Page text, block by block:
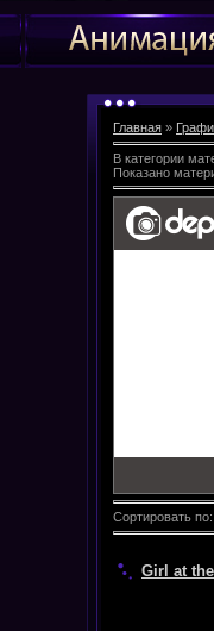
Главная »
В категории
Показано
Сортировать по
Girl at